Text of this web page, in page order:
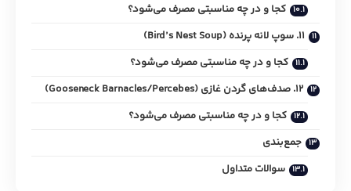
کجا و در چه مناسبتی مصرف می‌شود؟
11. سوپ لانه پرنده (Bird’s Nest Soup)
کجا و در چه مناسبتی مصرف می‌شود؟
12. صدف‌های گردن غازی (Gooseneck Barnacles/Percebes)
کجا و در چه مناسبتی مصرف می‌شود؟
جمع‌بندی
سوالات متداول